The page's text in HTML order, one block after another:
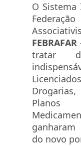
O
FEBRAFAR
tratar
Planos
do novo